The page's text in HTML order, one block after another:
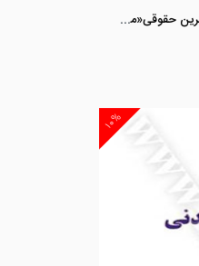
مقررات مسئولیت مدنی در آیینه دکترین حقوقی«مجموعه محشای مقررات مسئولیت مدنی»
۱۰%